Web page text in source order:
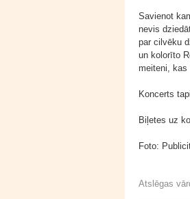
Savienot
nevis
par cilvēku
un kolorīto
meiteni, kas
Koncerts
Biļetes uz
Foto:
Atslēgas